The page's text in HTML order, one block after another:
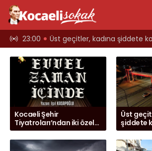
23:00 Üst geçitler, kadına şiddete karşı “turuncu” renkle
Kocaeli Şehir
Tiyatroları’ndan iki özel
oyun
Üst
şiddete
renkle
Siyaset
Ekonomi
Sağlık
Magazin